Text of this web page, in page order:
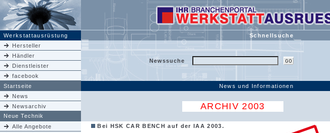
Werkstattausrüstung
Schnellsuche
Hersteller
Händler
Dienstleister
facebook
Newssuche
Startseite
News und Informationen
News
Newsarchiv
Neue Technik
Alle Angebote
ARCHIV 2003
Bei HSK CAR BENCH auf der IAA 2003.